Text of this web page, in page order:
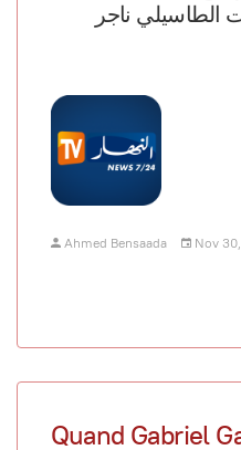
الطاسيلي ناجر
Ahmed Bensaada Nov
Quand Gabriel